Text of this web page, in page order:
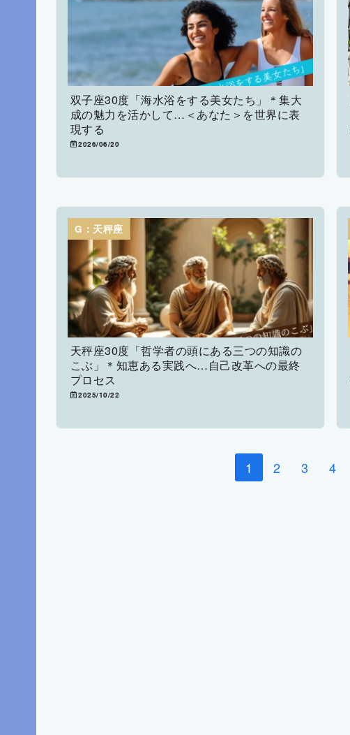
双子座30度「海水浴をする美女たち」＊集大
成の魅力を活かして…＜あなた＞を世界に表
現する
2026/06/20
G：天秤座
天秤座30度「哲学者の頭にある三つの知識の
こぶ」＊知恵ある実践へ…自己改革への最終
プロセス
2025/10/22
1 2 3 4